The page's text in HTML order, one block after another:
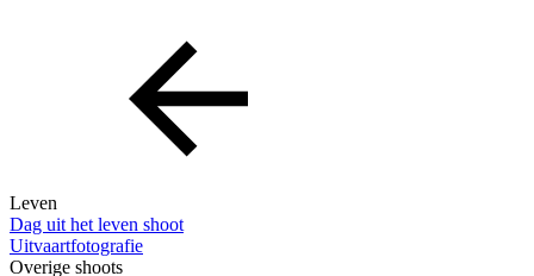
Leven
Dag uit het leven shoot
Uitvaartfotografie
Overige shoots